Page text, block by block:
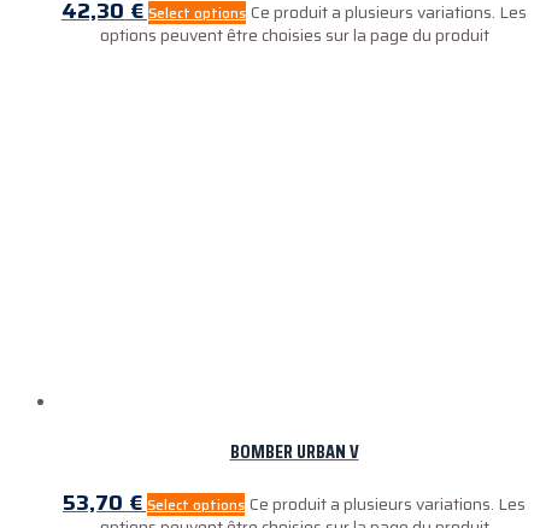
42,30€ Select options Ce produit a plusieurs variations. Les
options peuvent être choisies sur la page du produit
BOMBER URBAN V
53,70 € Select options Ce produit a plusieurs variations. Les